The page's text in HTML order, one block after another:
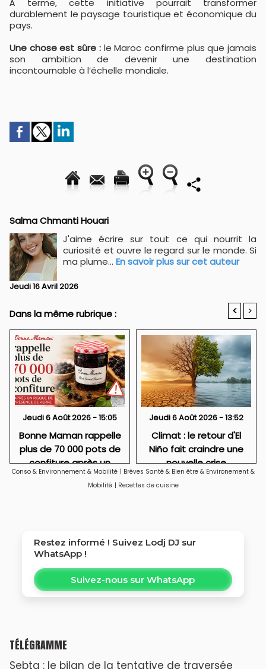
À terme, cette initiative pourrait transformer
durablement le paysage touristique et économique du
pays.
Une chose est sûre : le Maroc confirme plus que jamais
son ambition de devenir une destination
incontournable à l’échelle mondiale.
Salma Chmanti Houari
J'aime écrire sur tout ce qui nourrit la
curiosité et ouvre le regard sur le monde. Si
ma plume... En savoir plus sur cet auteur
Jeudi 16 Avril 2026
Dans la même rubrique : < >
Jeudi 6 Août 2026 - 15:05
Bonne Maman rappelle
plus de 70 000 pots de
confiture après un
risque de présence de
Jeudi 6 Août 2026 - 13:52
Climat : le retour d'El
Niño fait craindre une
nouvelle crise
alimentaire
Conso & Environnement & Mobilité | Brèves Santé & Bien être & Environement &
Mobilité | Recettes de cuisine
Restez informé ! Suivez Lodj DJ sur
WhatsApp !
Suivez-nous sur WhatsApp
TÉLÉGRAMME
Sebta : le bilan de la tentative de traversée